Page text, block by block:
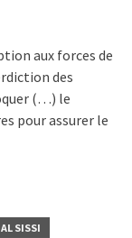
aux forces de
des
(…) le
pour assurer le
SISSI